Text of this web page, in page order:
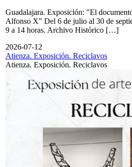
Guadalajara. Exposición: "El
Alfonso X" Del 6 de julio al 30 de
9 a 14 horas. Archivo Histórico […]
2026-07-12
Atienza. Exposición. Reciclavos
Atienza. Exposición. Reciclavos